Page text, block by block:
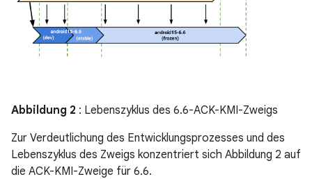
Abbildung 2 : Lebenszyklus des 6.6-ACK-KMI-Zweigs
Zur Verdeutlichung des Entwicklungsprozesses und des
Lebenszyklus des Zweigs konzentriert sich Abbildung 2 auf
die ACK-KMI-Zweige für 6.6.